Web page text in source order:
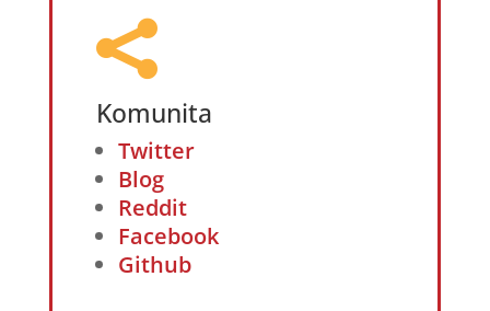

Komunita
Twitter
Blog
Reddit
Facebook
Github